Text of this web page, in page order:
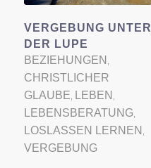
VERGEBUNG UNTER
DER LUPE
BEZIEHUNGEN
CHRISTLICHER
GLAUBE LEBEN
LEBENSBERATUNG,
LOSLASSEN LERNEN
VERGEBUNG